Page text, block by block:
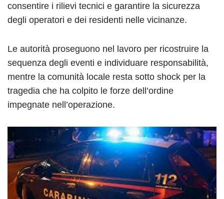
consentire i rilievi tecnici e garantire la sicurezza
degli operatori e dei residenti nelle vicinanze.
Le autorità proseguono nel lavoro per ricostruire la
sequenza degli eventi e individuare responsabilità,
mentre la comunità locale resta sotto shock per la
tragedia che ha colpito le forze dell’ordine
impegnate nell’operazione.